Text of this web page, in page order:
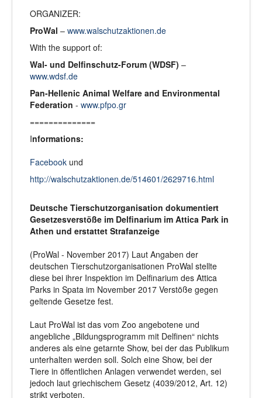
ORGANIZER:
ProWal – www.walschutzaktionen.de
With the support of:
Wal- und Delfinschutz-Forum (WDSF) –
www.wdsf.de
Pan-Hellenic Animal Welfare and Environmental
Federation - www.pfpo.gr
==============
Informations:
Facebook und
http://walschutzaktionen.de/514601/2629716.html
Deutsche Tierschutzorganisation dokumentiert
Gesetzesverstöße im Delfinarium im Attica Park in
Athen und erstattet Strafanzeige
(ProWal - November 2017) Laut Angaben der
deutschen Tierschutzorganisationen ProWal stellte
diese bei ihrer Inspektion im Delfinarium des Attica
Parks in Spata im November 2017 Verstöße gegen
geltende Gesetze fest.
Laut ProWal ist das vom Zoo angebotene und
angebliche „Bildungsprogramm mit Delfinen“ nichts
anderes als eine getarnte Show, bei der das Publikum
unterhalten werden soll. Solch eine Show, bei der
Tiere in öffentlichen Anlagen verwendet werden, sei
jedoch laut griechischem Gesetz (4039/2012, Art. 12)
strikt verboten.